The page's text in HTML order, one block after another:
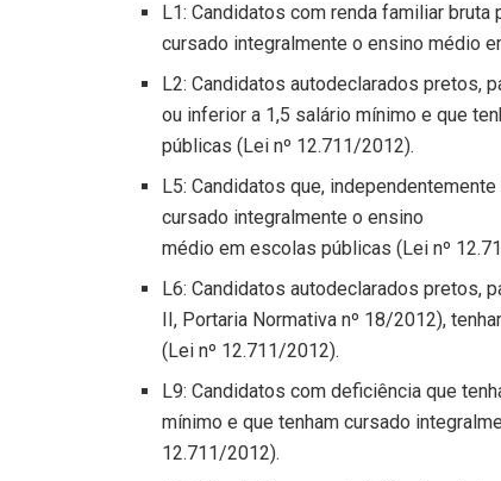
L1: Candidatos com renda familiar
cursado integralmente o ensino médio
L2: Candidatos autodeclarados pretos,
ou inferior a 1,5 salário mínimo e que
públicas (Lei nº 12.711/2012).
L5: Candidatos que,
cursado integralmente o ensino
médio em escolas públicas (Lei nº
L6: Candidatos autodeclarados pretos,
II, Portaria Normativa nº 18/2012),
(Lei nº 12.711/2012).
L9: Candidatos com deficiência que
mínimo e que tenham cursado
12.711/2012).